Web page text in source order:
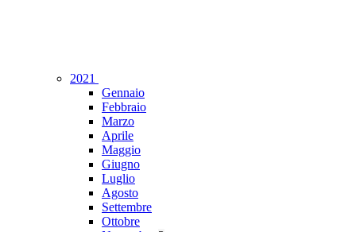
2021
Gennaio
Febbraio
Marzo
Aprile
Maggio
Giugno
Luglio
Agosto
Settembre
Ottobre